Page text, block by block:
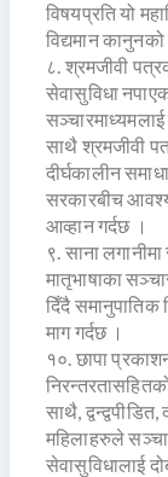
विषयप्रति यो
विद्यमान
८. श्रमजीवी
सेवासुविधा
साथै श्रमजीवी
दीर्घकालीन
सरकारबीच
आव्हान गर्दछ ।
९. साना
मातृभाषाका
दिँदै समानुपातिक
माग गर्दछ ।
१०. छापा
साथै,
महिलाहरुले
सेवासुविधालाई